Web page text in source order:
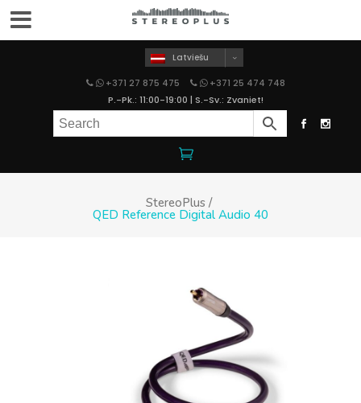
Latviešu
+371 27 875 475
+371 25 474 748
P.-Pk.: 11:00-19:00 | S.-Sv.: Zvaniet!
StereoPlus /
QED Reference Digital Audio 40